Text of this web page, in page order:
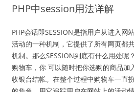
PHP中session用法详解
PHP会话即SESSION是指用户从进入网
活动的一种机制，它提供了所有网页都
机制。那么SESSION到底有什么用处呢
购物车，你 可以随时把你选购的商品加
收银台结帐。在整个过程中购物车一直